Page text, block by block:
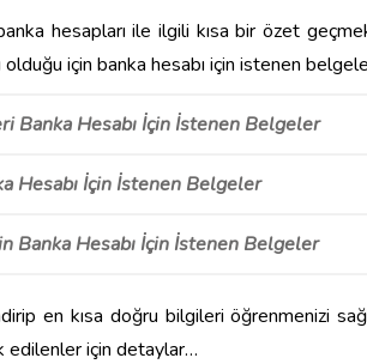
banka hesapları ile ilgili kısa bir özet
olduğu için banka hesabı için istenen
Banka Hesabı İçin İstenen Belgeler
Hesabı İçin İstenen Belgeler
Banka Hesabı İçin İstenen Belgeler
en kısa doğru bilgileri öğrenmenizi
edilenler için detaylar…